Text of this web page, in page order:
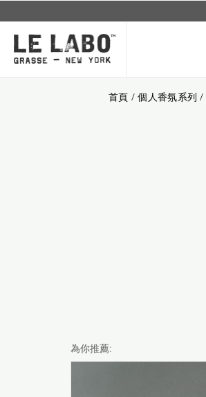
首頁 / 個人香氛系列 /
為你推薦: